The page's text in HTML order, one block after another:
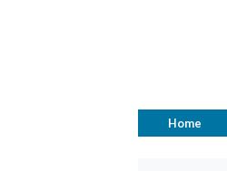
Home